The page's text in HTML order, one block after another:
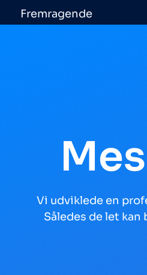
Fremragende
Vi udviklede en
Således de let